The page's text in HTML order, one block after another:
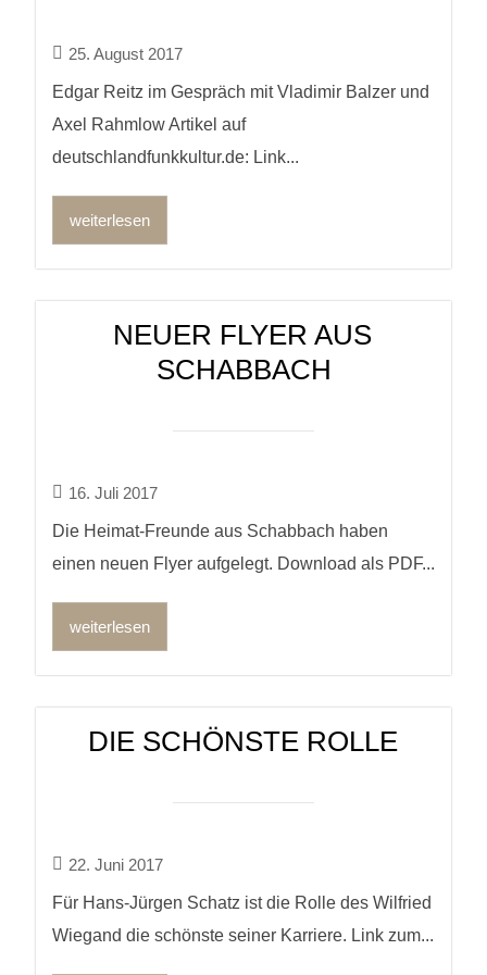
25. August 2017
Edgar Reitz im Gespräch mit Vladimir Balzer und
Axel Rahmlow Artikel auf
deutschlandfunkkultur.de: Link...
weiterlesen
NEUER FLYER AUS
SCHABBACH
16. Juli 2017
Die Heimat-Freunde aus Schabbach haben
einen neuen Flyer aufgelegt. Download als PDF...
weiterlesen
DIE SCHÖNSTE ROLLE
22. Juni 2017
Für Hans-Jürgen Schatz ist die Rolle des Wilfried
Wiegand die schönste seiner Karriere. Link zum...